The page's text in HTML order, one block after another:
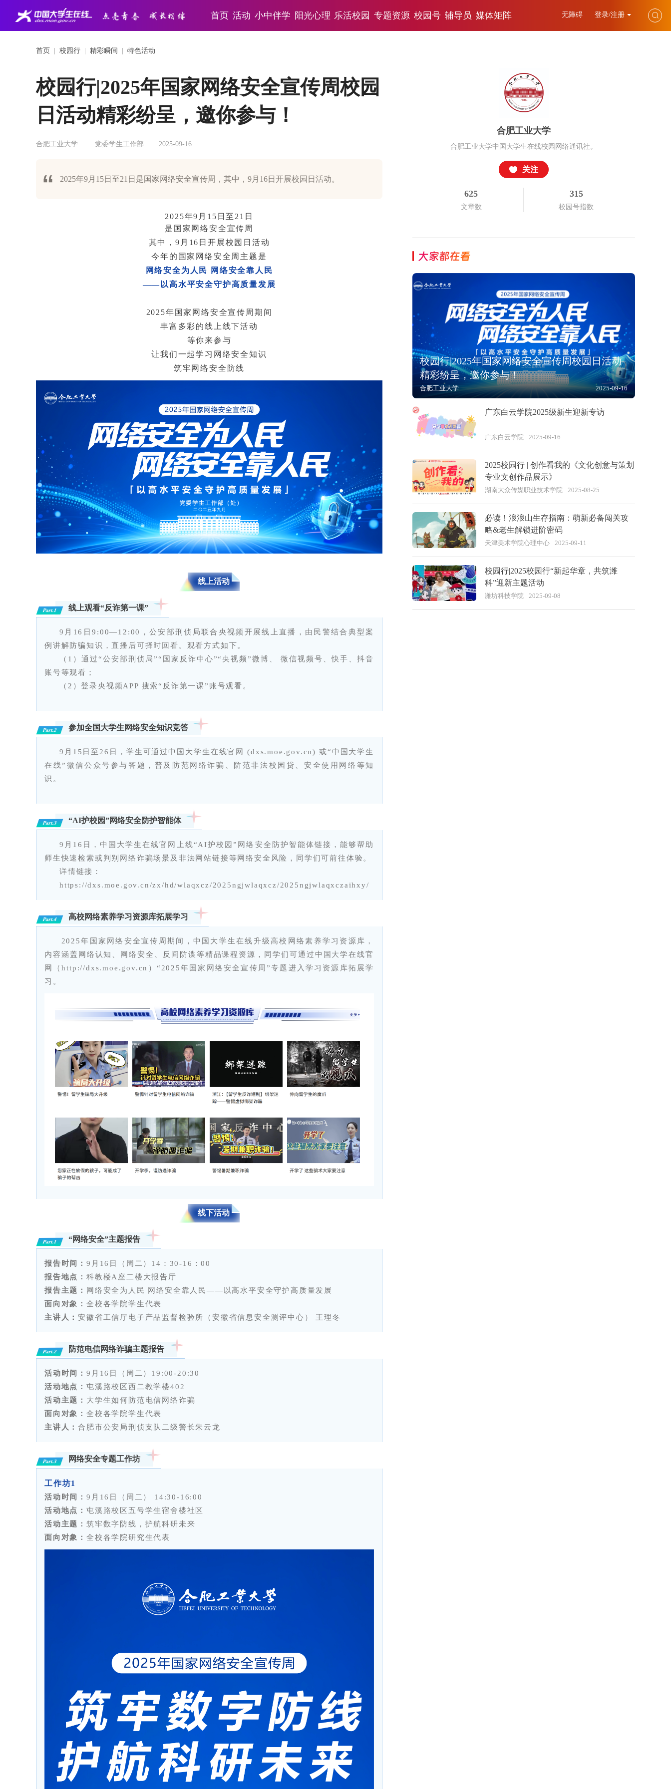
首页 活动 小中伴学 阳光心理 乐活校园 专题资源 校园号 辅导员 媒体矩阵 无障碍 登录/注册
首页 校园行 精彩瞬间 特色活动
校园行|2025年国家网络安全宣传周校园
日活动精彩纷呈，邀你参与！
合肥工业大学 党委学生工作部 2025-09-16
2025年9月15日至21日是国家网络安全宣传周，其中，9月16日开展校园日活动。
2025年9月15日至21日
是国家网络安全宣传周
其中，9月16日开展校园日活动
今年的国家网络安全周主题是
网络安全为人民 网络安全靠人民
——以高水平安全守护高质量发展
2025年国家网络安全宣传周期间
丰富多彩的线上线下活动
等你来参与
让我们一起学习网络安全知识
筑牢网络安全防线
线上活动
Part.1 线上观看“反诈第一课”
9月16日9:00—12:00，公安部刑侦局联合央视频开展线上直播，由民警结合典型案
例讲解防骗知识，直播后可择时回看。观看方式如下。
（1）通过“公安部刑侦局”“国家反诈中心”“央视频”微博、 微信视频号、快手、抖音
账号等观看；
（2）登录央视频APP 搜索“反诈第一课”账号观看。
Part.2 参加全国大学生网络安全知识竞答
9月15日至26日，学生可通过中国大学生在线官网 (dxs.moe.gov.cn) 或“中国大学生
在线”微信公众号参与答题，普及防范网络诈骗、防范非法校园贷、安全使用网络等知
识。
Part.3 “AI护校园”网络安全防护智能体
9月16日，中国大学生在线官网上线“AI护校园”网络安全防护智能体链接，能够帮助
师生快速检索或判别网络诈骗场景及非法网站链接等网络安全风险，同学们可前往体验。
详情链接：
https://dxs.moe.gov.cn/zx/hd/wlaqxcz/2025ngjwlaqxcz/2025ngjwlaqxczaihxy/
Part.4 高校网络素养学习资源库拓展学习
2025年国家网络安全宣传周期间，中国大学生在线升级高校网络素养学习资源库，
内容涵盖网络认知、网络安全、反间防谍等精品课程资源，同学们可通过中国大学在线官
网（http://dxs.moe.gov.cn）“2025年国家网络安全宣传周”专题进入学习资源库拓展学
习。
线下活动
Part.1 “网络安全”主题报告
报告时间： 9月16日（周二）14：30-16：00
报告地点： 科教楼A座二楼大报告厅
报告主题：
网络安全为人民 网络安全靠人民——以高水平安全守护高质量发展
面向对象： 全校各学院学生代表
主讲人：安徽省工信厅电子产品监督检验所（安徽省信息安全测评中心） 王理冬
Part.2 防范电信网络诈骗主题报告
活动时间： 9月16日（周二）19:00-20:30
活动地点： 屯溪路校区西二教学楼402
活动主题： 大学生如何防范电信网络诈骗
面向对象： 全校各学院学生代表
主讲人：合肥市公安局刑侦支队二级警长朱云龙
Part.3 网络安全专题工作坊
工作坊1
活动时间： 9月16日（周二） 14:30-16:00
活动地点： 屯溪路校区五号学生宿舍楼社区
活动主题： 筑牢数字防线，护航科研未来
面向对象： 全校各学院研究生代表
合肥工业大学
合肥工业大学中国大学生在线校园网络通讯社。
关注
625
文章数
315
校园号指数
大家都在看
校园行|2025年国家网络安全宣传周校园日活动
精彩纷呈，邀你参与！
合肥工业大学 2025-09-16
广东白云学院2025级新生迎新专访
广东白云学院 2025-09-16
2025校园行 | 创作看我的《文化创意与策划
专业文创作品展示》
湖南大众传媒职业技术学院 2025-08-25
必读！浪浪山生存指南：萌新必备闯关攻
略&老生解锁进阶密码
天津美术学院心理中心 2025-09-11
校园行|2025校园行“新起华章，共筑潍
科”迎新主题活动
潍坊科技学院 2025-09-08